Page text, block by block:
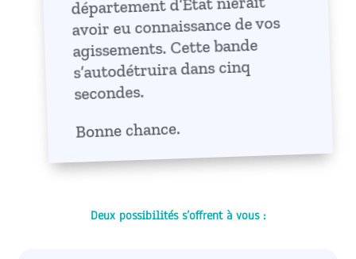
avoir eu connaissance de vos
agissements. Cette bande
s’autodétruira dans cinq
secondes.
Bonne chance.
Deux possibilités s’offrent à vous :